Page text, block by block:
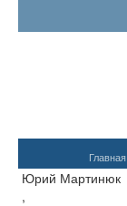
Главная
Юрий Мартинюк
,